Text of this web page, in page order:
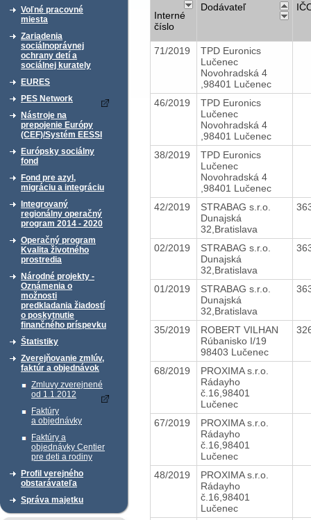
Voľné pracovné
miesta
Zariadenia
sociálnoprávnej
ochrany detí a
sociálnej kurately
EURES
PES Network
Nástroje na
prepojenie Európy
(CEF)/Systém EESSI
Európsky sociálny
fond
Fond pre azyl,
migráciu a integráciu
Integrovaný
regionálny operačný
program 2014 - 2020
Operačný program
Kvalita životného
prostredia
Národné projekty -
Oznámenia o
možnosti
predkladania žiadostí
o poskytnutie
finančného príspevku
Štatistiky
Zverejňovanie zmlúv,
faktúr a objednávok
Zmluvy zverejnené
od 1.1.2012
Faktúry
a objednávky
Faktúry a
objednávky Centier
pre deti a rodiny
Profil verejného
obstarávateľa
Správa majetku
Interné
číslo
Dodávateľ
71/2019
TPD Euronics
Lučenec
Novohradská 4
,98401 Lučenec
46/2019
TPD Euronics
Lučenec
Novohradská 4
,98401 Lučenec
38/2019
TPD Euronics
Lučenec
Novohradská 4
,98401 Lučenec
42/2019
STRABAG s.r.o.
Dunajská
32,Bratislava
02/2019
STRABAG s.r.o.
Dunajská
32,Bratislava
01/2019
STRABAG s.r.o.
Dunajská
32,Bratislava
35/2019
ROBERT VILHAN
Rúbanisko I/19
98403 Lučenec
68/2019
PROXIMA s.r.o.
Rádayho
č.16,98401
Lučenec
67/2019
PROXIMA s.r.o.
Rádayho
č.16,98401
Lučenec
48/2019
PROXIMA s.r.o.
Rádayho
č.16,98401
Lučenec